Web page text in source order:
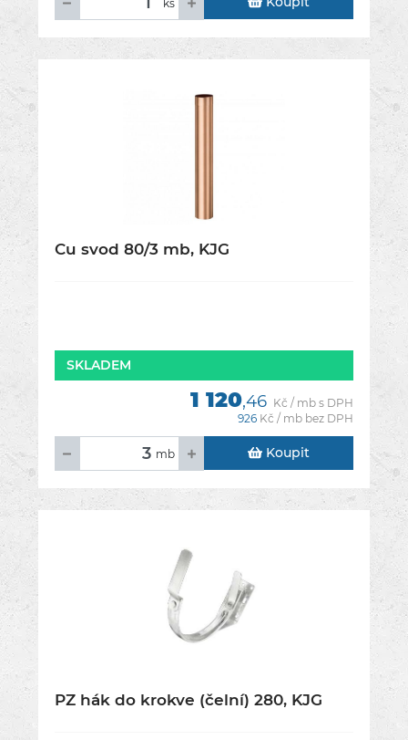
ks
Cu svod 80/3 mb, KJG
SKLADEM
1 120,46 Kč / mb s DPH
926 Kč / mb bez DPH
mb Koupit
PZ hák do krokve (čelní) 280, KJG